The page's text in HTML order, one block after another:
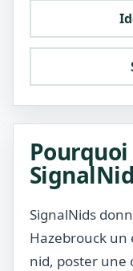
SignalNids
Hazebrouck un
nid, poster une